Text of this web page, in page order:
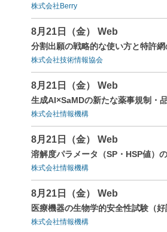
株式会社Berry
8月21日（金） Web
分割出願の戦略的な使い方と特許
株式会社技術情報協会
8月21日（金） Web
生成AI×SaMDの新たな薬事規制・
株式会社情報機構
8月21日（金） Web
溶解度パラメータ（SP・HSP値）
株式会社情報機構
8月21日（金） Web
医療機器の生物学的安全性試験（
株式会社情報機構